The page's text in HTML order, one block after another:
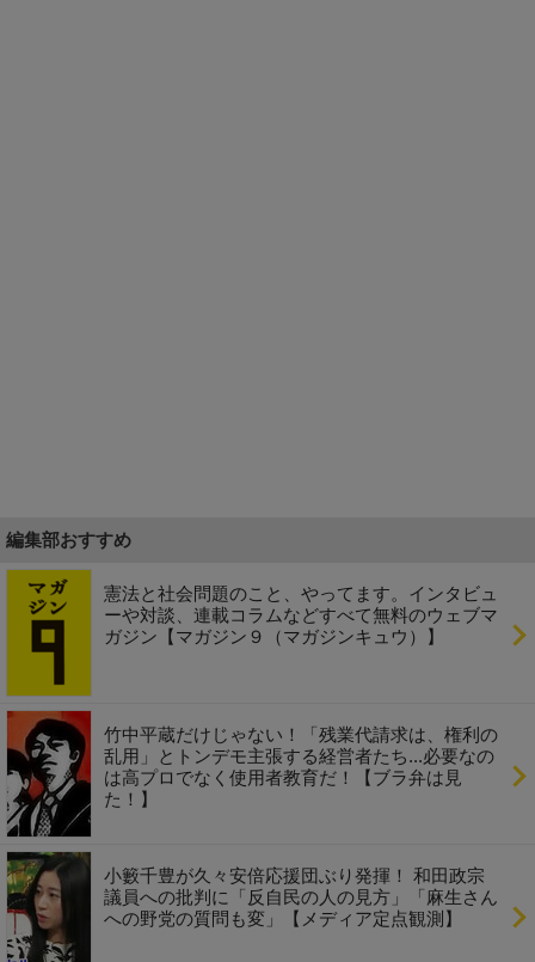
編集部おすすめ
憲法と社会問題のこと、やってます。インタビュ
ーや対談、連載コラムなどすべて無料のウェブマ
ガジン【マガジン９（マガジンキュウ）】
竹中平蔵だけじゃない！「残業代請求は、権利の
乱用」とトンデモ主張する経営者たち...必要なの
は高プロでなく使用者教育だ！【ブラ弁は見
た！】
小籔千豊が久々安倍応援団ぶり発揮！ 和田政宗
議員への批判に「反自民の人の見方」「麻生さん
への野党の質問も変」【メディア定点観測】